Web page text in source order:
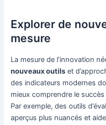
Explorer de
mesure
La mesure de l’innovation
nouveaux outils et
des indicateurs modernes
mieux comprendre le
Par exemple, des outils
aperçus plus nuancés et